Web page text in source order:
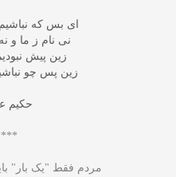
ای بس که
نی نام ز ما و
زین پیش
زین پس چو
حکیم
مردم فقط "یک بار"